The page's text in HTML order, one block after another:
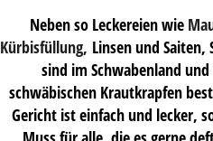
Neben so Leckereien wie
Kürbisfüllung, Linsen und
sind im Schwabenland
schwäbischen Krautkrapfen
Gericht ist einfach und lecker,